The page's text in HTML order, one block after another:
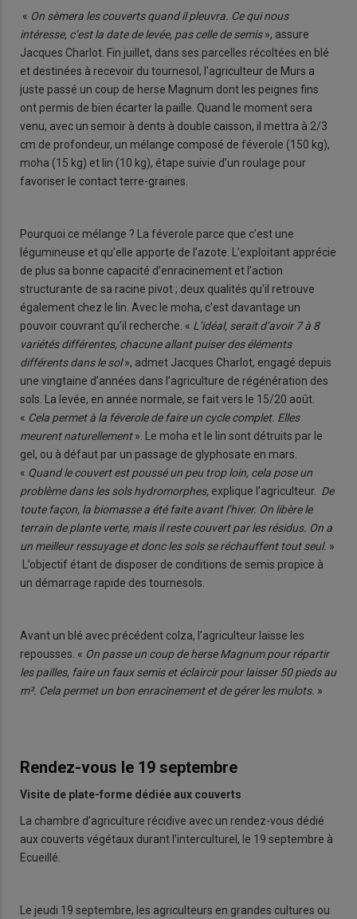
« On sèmera les couverts quand il pleuvra. Ce qui nous
intéresse, c’est la date de levée, pas celle de semis», assure
Jacques Charlot. Fin juillet, dans ses parcelles récoltées en blé
et destinées à recevoir du tournesol, l’agriculteur de Murs a
juste passé un coup de herse Magnum dont les peignes fins
ont permis de bien écarter la paille. Quand le moment sera
venu, avec un semoir à dents à double caisson, il mettra à 2/3
cm de profondeur, un mélange composé de féverole (150 kg),
moha (15 kg) et lin (10 kg), étape suivie d’un roulage pour
favoriser le contact terre-graines.
Pourquoi ce mélange ? La féverole parce que c’est une
légumineuse et qu’elle apporte de l’azote. L’exploitant apprécie
de plus sa bonne capacité d’enracinement et l’action
structurante de sa racine pivot ; deux qualités qu’il retrouve
également chez le lin. Avec le moha, c’est davantage un
pouvoir couvrant qu’il recherche. « L’idéal, serait d’avoir 7 à 8
variétés différentes, chacune allant puiser des éléments
différents dans le sol», admet Jacques Charlot, engagé depuis
une vingtaine d’années dans l’agriculture de régénération des
sols. La levée, en année normale, se fait vers le 15/20 août.
« Cela permet à la féverole de faire un cycle complet. Elles
meurent naturellement». Le moha et le lin sont détruits par le
gel, ou à défaut par un passage de glyphosate en mars.
« Quand le couvert est poussé un peu trop loin, cela pose un
problème dans les sols hydromorphes, explique l’agriculteur. De
toute façon, la biomasse a été faite avant l’hiver. On libère le
terrain de plante verte, mais il reste couvert par les résidus. On a
un meilleur ressuyage et donc les sols se réchauffent tout seul. »
L’objectif étant de disposer de conditions de semis propice à
un démarrage rapide des tournesols.
Avant un blé avec précédent colza, l’agriculteur laisse les
repousses. « On passe un coup de herse Magnum pour répartir
les pailles, faire un faux semis et éclaircir pour laisser 50 pieds au
m². Cela permet un bon enracinement et de gérer les mulots. »
Rendez-vous le 19 septembre
Visite de plate-forme dédiée aux couverts
La chambre d’agriculture récidive avec un rendez-vous dédié
aux couverts végétaux durant l’interculturel, le 19 septembre à
Ecueillé.
Le jeudi 19 septembre, les agriculteurs en grandes cultures ou